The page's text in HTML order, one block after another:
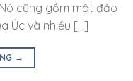
cũng gồm một đảo
Úc và nhiều […]
→